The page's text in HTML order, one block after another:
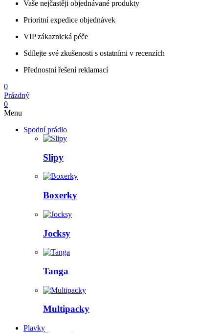
Vaše nejčastěji objednávané produkty
Prioritní expedice objednávek
VIP zákaznická péče
Sdílejte své zkušenosti s ostatními v recenzích
Přednostní řešení reklamací
0
Prázdný
0
Menu
Spodní prádlo
Slipy
Boxerky
Jocksy
Tanga
Multipacky
Plavky